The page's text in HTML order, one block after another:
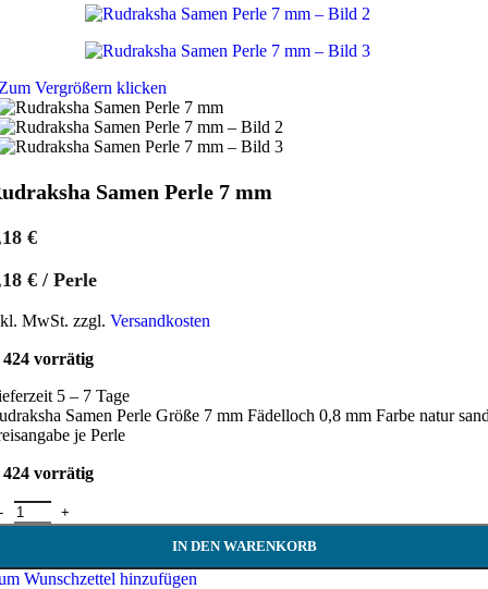
Vergrößern klicken
Samen Perle 7 mm
€
€ / Perle
MwSt. zzgl. Versandkosten
424 vorrätig
5 – 7 Tage
Samen Perle Größe 7 mm Fädelloch 0,8 mm Farbe natur
je Perle
424 vorrätig
Samen Perle 7 mm Menge
IN DEN WARENKORB
Wunschzettel hinzufügen